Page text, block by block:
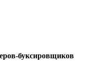
буксировщиков